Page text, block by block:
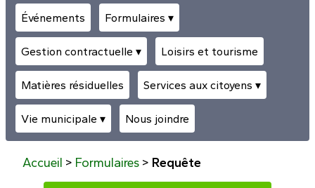
Événements Formulaires ▾
Gestion contractuelle ▾ Loisirs et tourisme
Matières résiduelles Services aux citoyens ▾
Vie municipale ▾ Nous joindre
Accueil > Formulaires > Requête